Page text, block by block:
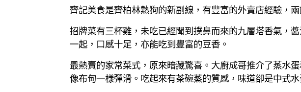
齊記美食是齊柏林熱狗的新副線，有豐富的外賣店經驗，
招牌菜有三杯雞，未吃已經聞到撲鼻而來的九層塔香氣，
一起，口感十足，亦能吃到豐富的豆香。
最熱賣的家常菜式，原來暗藏驚喜。大廚成哥推介了蒸水
像布甸一樣彈滑。吃起來有茶碗蒸的質感，味道卻是中式